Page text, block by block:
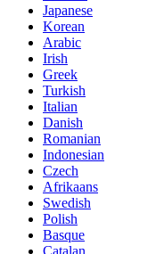
Japanese
Korean
Arabic
Irish
Greek
Turkish
Italian
Danish
Romanian
Indonesian
Czech
Afrikaans
Swedish
Polish
Basque
Catalan